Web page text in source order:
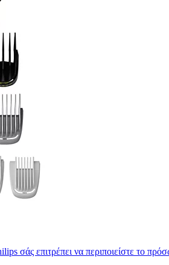
σάς επιτρέπει να περιποιείστε το